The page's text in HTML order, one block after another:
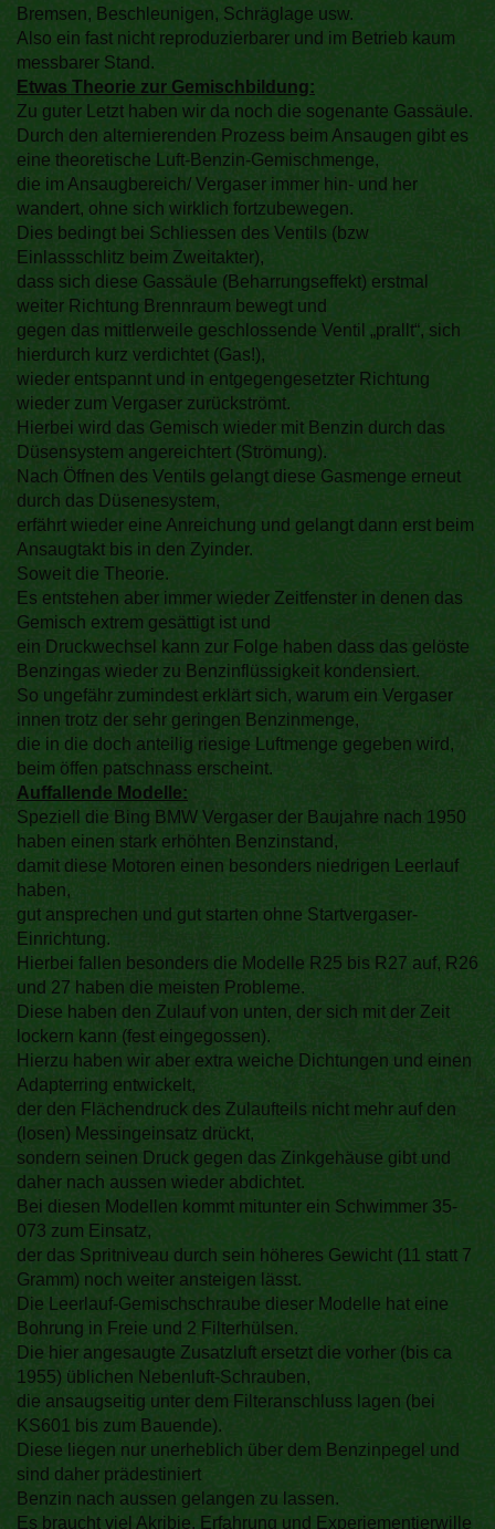
Bremsen, Beschleunigen, Schräglage usw.
Also ein fast nicht reproduzierbarer und im Betrieb kaum
messbarer Stand.
Etwas Theorie zur Gemischbildung:
Zu guter Letzt haben wir da noch die sogenante Gassäule.
Durch den alternierenden Prozess beim Ansaugen gibt es
eine theoretische Luft-Benzin-Gemischmenge,
die im Ansaugbereich/ Vergaser immer hin- und her
wandert, ohne sich wirklich fortzubewegen.
Dies bedingt bei Schliessen des Ventils (bzw
Einlassschlitz beim Zweitakter),
dass sich diese Gassäule (Beharrungseffekt) erstmal
weiter Richtung Brennraum bewegt und
gegen das mittlerweile geschlossende Ventil „prallt“, sich
hierdurch kurz verdichtet (Gas!),
wieder entspannt und in entgegengesetzter Richtung
wieder zum Vergaser zurückströmt.
Hierbei wird das Gemisch wieder mit Benzin durch das
Düsensystem angereichtert (Strömung).
Nach Öffnen des Ventils gelangt diese Gasmenge erneut
durch das Düsenesystem,
erfährt wieder eine Anreichung und gelangt dann erst beim
Ansaugtakt bis in den Zyinder.
Soweit die Theorie.
Es entstehen aber immer wieder Zeitfenster in denen das
Gemisch extrem gesättigt ist und
ein Druckwechsel kann zur Folge haben dass das gelöste
Benzingas wieder zu Benzinflüssigkeit kondensiert.
So ungefähr zumindest erklärt sich, warum ein Vergaser
innen trotz der sehr geringen Benzinmenge,
die in die doch anteilig riesige Luftmenge gegeben wird,
beim öffen patschnass erscheint.
Auffallende Modelle:
Speziell die Bing BMW Vergaser der Baujahre nach 1950
haben einen stark erhöhten Benzinstand,
damit diese Motoren einen besonders niedrigen Leerlauf
haben,
gut ansprechen und gut starten ohne Startvergaser-
Einrichtung.
Hierbei fallen besonders die Modelle R25 bis R27 auf, R26
und 27 haben die meisten Probleme.
Diese haben den Zulauf von unten, der sich mit der Zeit
lockern kann (fest eingegossen).
Hierzu haben wir aber extra weiche Dichtungen und einen
Adapterring entwickelt,
der den Flächendruck des Zulaufteils nicht mehr auf den
(losen) Messingeinsatz drückt,
sondern seinen Druck gegen das Zinkgehäuse gibt und
daher nach aussen wieder abdichtet.
Bei diesen Modellen kommt mitunter ein Schwimmer 35-
073 zum Einsatz,
der das Spritniveau durch sein höheres Gewicht (11 statt 7
Gramm) noch weiter ansteigen lässt.
Die Leerlauf-Gemischschraube dieser Modelle hat eine
Bohrung in Freie und 2 Filterhülsen.
Die hier angesaugte Zusatzluft ersetzt die vorher (bis ca
1955) üblichen Nebenluft-Schrauben,
die ansaugseitig unter dem Filteranschluss lagen (bei
KS601 bis zum Bauende).
Diese liegen nur unerheblich über dem Benzinpegel und
sind daher prädestiniert
Benzin nach aussen gelangen zu lassen.
Es braucht viel Akribie, Erfahrung und Experiementierwille